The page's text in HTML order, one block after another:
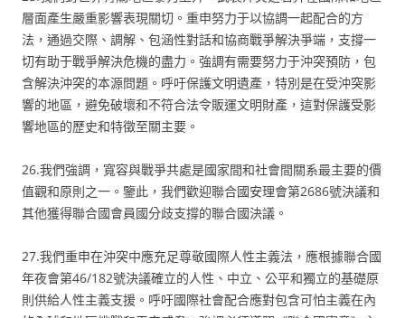
層面產生嚴重影響表現關切。重申努力于以協調一起配合的方
法，通過交際、調解、包涵性對話和協商戰爭解決爭端，支撐一
切有助于戰爭解決危機的盡力。強調有需要努力于沖突預防，包
含解決沖突的本源問題。呼吁保護文明遺產，特別是在受沖突影
響的地區，避免破壞和不符合法令販運文明財產，這對保護受影
響地區的歷史和特徵至關主要。
26.我們強調，寬容與戰爭共處是國家間和社會間關系最主要的價
值觀和原則之一。鑒此，我們歡迎聯合國安理會第2686號決議和
其他獲得聯合國會員國分歧支撐的聯合國決議。
27.我們重申在沖突中應充足尊敬國際人性主義法，應根據聯合國
年夜會第46/182號決議確立的人性、中立、公平和獨立的基礎原
則供給人性主義支援。呼吁國際社會配合應對包含可怕主義在內